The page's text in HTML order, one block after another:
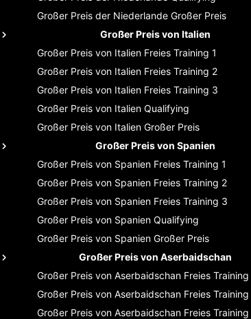
Großer Preis der Niederlande Großer Preis
Großer Preis von Italien
Großer Preis von Italien Freies Training 1
Großer Preis von Italien Freies Training 2
Großer Preis von Italien Freies Training 3
Großer Preis von Italien Qualifying
Großer Preis von Italien Großer Preis
Großer Preis von Spanien
Großer Preis von Spanien Freies Training 1
Großer Preis von Spanien Freies Training 2
Großer Preis von Spanien Freies Training 3
Großer Preis von Spanien Qualifying
Großer Preis von Spanien Großer Preis
Großer Preis von Aserbaidschan
Großer Preis von Aserbaidschan Freies Training
Großer Preis von Aserbaidschan Freies Training
Großer Preis von Aserbaidschan Freies Training